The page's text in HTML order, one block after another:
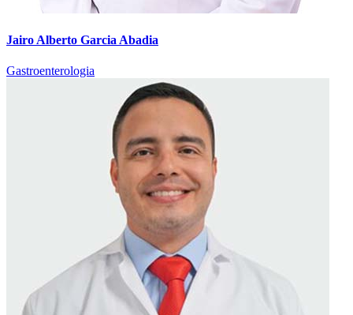
Jairo Alberto Garcia Abadia
Gastroenterologia